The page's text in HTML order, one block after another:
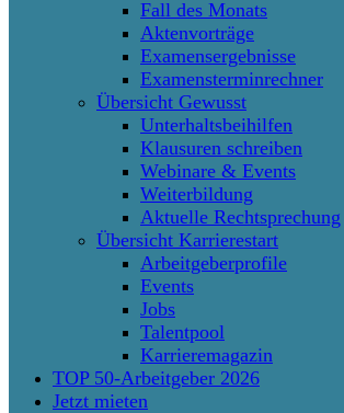
Fall des Monats
Aktenvorträge
Examensergebnisse
Examensterminrechner
Übersicht Gewusst
Unterhaltsbeihilfen
Klausuren schreiben
Webinare & Events
Weiterbildung
Aktuelle Rechtsprechung
Übersicht Karrierestart
Arbeitgeberprofile
Events
Jobs
Talentpool
Karrieremagazin
TOP 50-Arbeitgeber 2026
Jetzt mieten